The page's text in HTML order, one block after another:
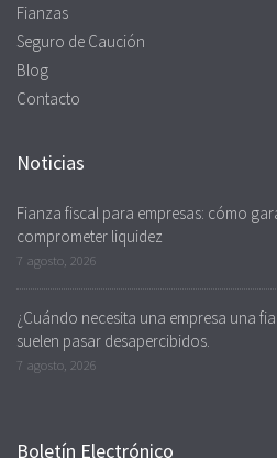
Fianzas
Seguro de Caución
Blog
Contacto
Noticias
Fianza fiscal para empresas: cómo
comprometer liquidez
7 agosto, 2026
¿Cuándo necesita una empresa una
suelen pasar desapercibidos.
7 agosto, 2026
Boletín Electrónico